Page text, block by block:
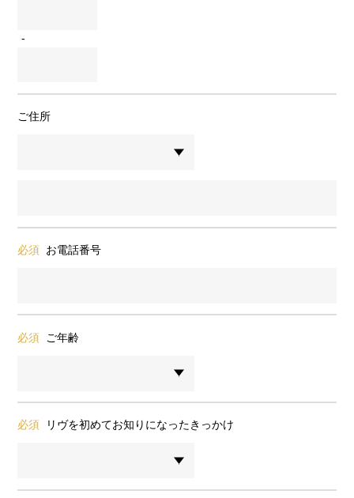
-
ご住所
必須 お電話番号
必須 ご年齢
必須 リヴを初めてお知りになったきっかけ